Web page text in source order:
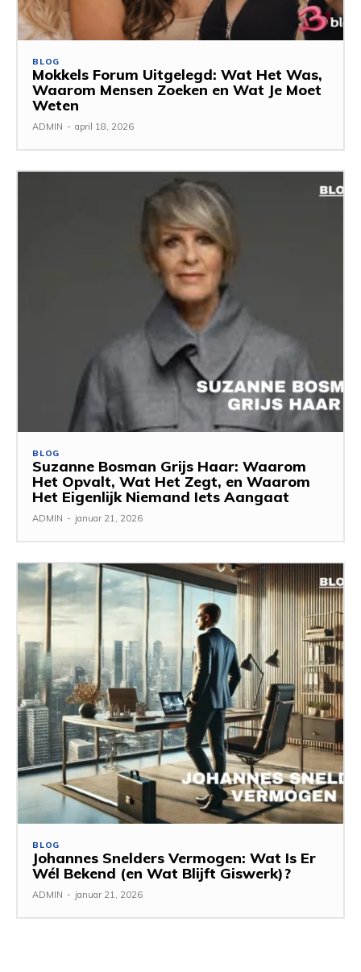
BLOG
Mokkels Forum Uitgelegd: Wat Het Was,
Waarom Mensen Zoeken en Wat Je Moet
Weten
ADMIN - april 18, 2026
BLOG
Suzanne Bosman Grijs Haar: Waarom
Het Opvalt, Wat Het Zegt, en Waarom
Het Eigenlijk Niemand Iets Aangaat
ADMIN - januar 21, 2026
BLOG
Johannes Snelders Vermogen: Wat Is Er
Wél Bekend (en Wat Blijft Giswerk)?
ADMIN - januar 21, 2026